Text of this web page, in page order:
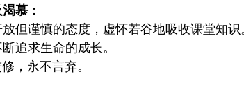
慕：
但谨慎的态度，虚怀若谷地吸收课堂知识
追求生命的成长。
，永不言弃。